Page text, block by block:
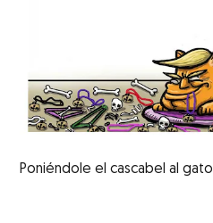
Poniéndole el cascabel al gato